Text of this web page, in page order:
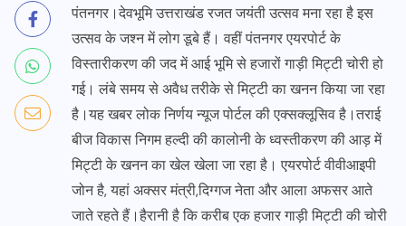
पंतनगर।देवभूमि उत्तराखंड रजत जयंती उत्सव मना रहा है इस
उत्सव के जश्न में लोग डूबे हैं। वहीं पंतनगर एयरपोर्ट के
विस्तारीकरण की जद में आई भूमि से हजारों गाड़ी मिट्टी चोरी हो
गई। लंबे समय से अवैध तरीके से मिट्टी का खनन किया जा रहा
है।यह खबर लोक निर्णय न्यूज पोर्टल की एक्सक्लूसिव है।तराई
बीज विकास निगम हल्दी की कालोनी के ध्वस्तीकरण की आड़ में
मिट्टी के खनन का खेल खेला जा रहा है। एयरपोर्ट वीवीआइपी
जोन है, यहां अक्सर मंत्री,दिग्गज नेता और आला अफसर आते
जाते रहते हैं।हैरानी है कि करीब एक हजार गाड़ी मिट्टी की चोरी